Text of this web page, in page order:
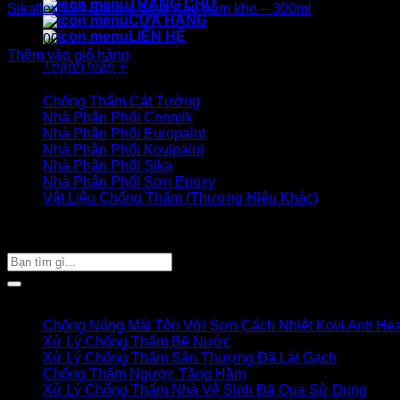
TRANG CHỦ
CỬA HÀNG
LIÊN HỆ
Thanh toán +
Sikaflex 134 Bond & Seal Keo trám khe – 300ml
130.000₫
Thêm vào giỏ hàng
Danh mục sản phẩm
Chống Thấm Cát Tường
Nhà Phân Phối Conmik
Nhà Phân Phối Europaint
Nhà Phân Phối Kovipaint
Nhà Phân Phối Sika
Nhà Phân Phối Sơn Epoxy
Vật Liệu Chống Thấm (Thương Hiệu Khác)
Tìm
kiếm:
Chống Nóng Mái Tôn Với Sơn Cách Nhiệt Kovi Anti
Xử Lý Chống Thấm Bể Nước
Xử Lý Chống Thấm Sân Thượng Đã Lát Gạch
Chống Thấm Ngược Tầng Hầm
Xử Lý Chống Thấm Nhà Vệ Sinh Đã Qua Sử Dụng